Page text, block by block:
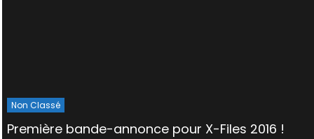
Non Classé
Première bande-annonce pour X-Files 2016 !